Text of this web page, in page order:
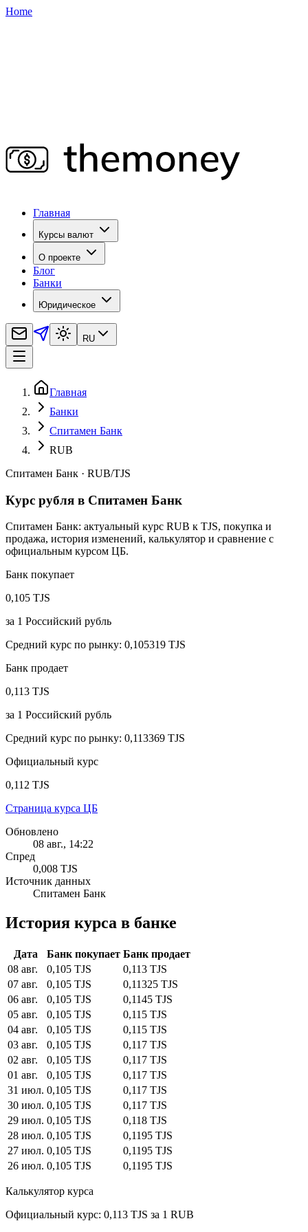
Home
Главная
Курсы валют
О проекте
Блог
Банки
Юридическое
RU
Главная
Банки
Спитамен Банк
RUB
Спитамен Банк · RUB/TJS
Курс рубля в Спитамен Банк
Спитамен Банк: актуальный курс RUB к TJS, покупка и
продажа, история изменений, калькулятор и сравнение с
официальным курсом ЦБ.
Банк покупает
0,105 TJS
за 1 Российский рубль
Средний курс по рынку: 0,105319 TJS
Банк продает
0,113 TJS
за 1 Российский рубль
Средний курс по рынку: 0,113369 TJS
Официальный курс
0,112 TJS
Страница курса ЦБ
Обновлено
08 авг., 14:22
Спред
0,008 TJS
Источник данных
Спитамен Банк
История курса в банке
Дата Банк покупает Банк продает
08 авг.
0,105 TJS
0,113 TJS
07 авг.
0,105 TJS
0,11325 TJS
06 авг.
0,105 TJS
0,1145 TJS
05 авг.
0,105 TJS
0,115 TJS
04 авг.
0,105 TJS
0,115 TJS
03 авг.
0,105 TJS
0,117 TJS
02 авг.
0,105 TJS
0,117 TJS
01 авг.
0,105 TJS
0,117 TJS
31 июл. 0,105 TJS
0,117 TJS
30 июл. 0,105 TJS
0,117 TJS
29 июл. 0,105 TJS
0,118 TJS
28 июл. 0,105 TJS
0,1195 TJS
27 июл. 0,105 TJS
0,1195 TJS
26 июл. 0,105 TJS 0,1195 TJS
Калькулятор курса
Официальный курс: 0,113 TJS за 1 RUB